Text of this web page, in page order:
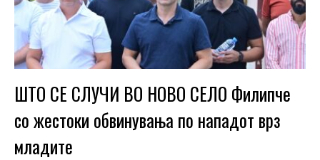
ШТО СЕ СЛУЧИ ВО НОВО СЕЛО Филипче
со жестоки обвинувања по нападот врз
младите